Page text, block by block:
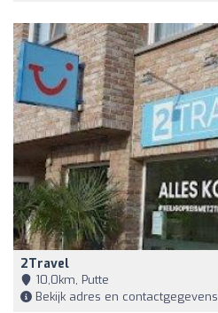
2Travel
10,0km, Putte
Bekijk adres en contactgegevens